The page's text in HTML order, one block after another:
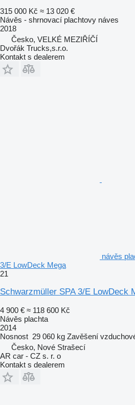
315 000 Kč ≈ 13 020 €
Návěs - shrnovací plachtovy náves
2018
Česko, VELKÉ MEZIŘÍČÍ
Dvořák Trucks,s.r.o.
Kontakt s dealerem
návěs
3/E LowDeck Mega
21
Schwarzmüller SPA 3/E LowDeck
4 900 € ≈ 118 600 Kč
Návěs plachta
2014
Nosnost 29 060 kg Zavěšení
Česko, Nové Strašecí
AR car - CZ s. r. o
Kontakt s dealerem